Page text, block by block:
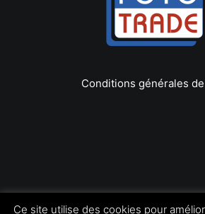
Conditions générales
Copyright © 2022 Foto
Ce site utilise des cookies pour